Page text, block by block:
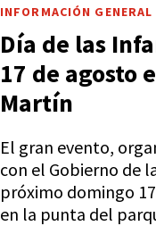
INFORMACIÓN GENERAL
Día de las
17 de agosto
Martín
El gran evento,
con el Gobierno de
próximo domingo
en la punta del